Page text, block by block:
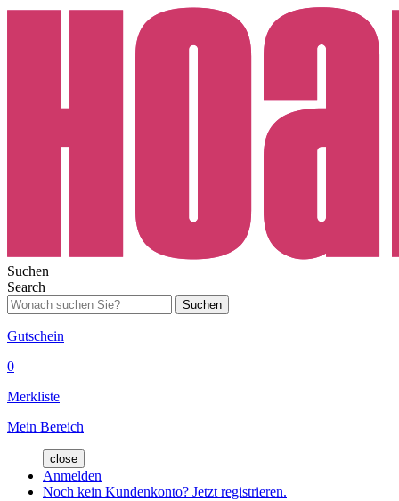
Suchen
Search
Suchen
Gutschein
0
Merkliste
Mein Bereich
close
Anmelden
Noch kein Kundenkonto? Jetzt registrieren.